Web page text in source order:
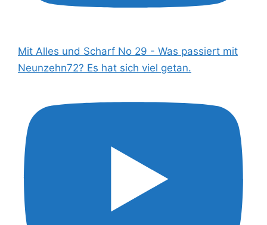
Mit Alles und Scharf No 29 - Was passiert mit
Neunzehn72? Es hat sich viel getan.